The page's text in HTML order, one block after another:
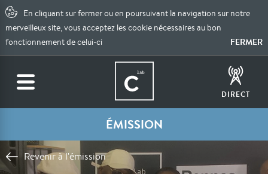
En cliquant sur fermer ou en poursuivant la navigation sur notre
merveilleux site, vous acceptez les cookie nécessaires au bon
fonctionnement de celui-ci
FERMER
DIRECT
ÉMISSION
Revenir à l'émission